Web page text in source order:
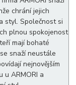
chrání jejich
styl. Společnost si
plnou spokojenost
mají bohaté
snaží neustále
nejnovějším
u ARMORI a